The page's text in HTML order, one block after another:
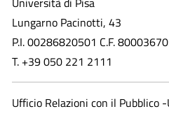
Lungarno Pacinotti, 43
P.I. 00286820501 C.F.
T. +39 050 221 2111
Ufficio Relazioni con il Pubblico -